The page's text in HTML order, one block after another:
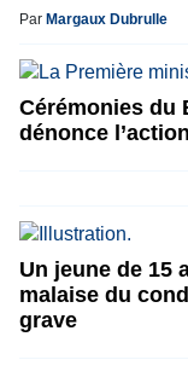
Par Margaux Dubrulle
Cérémonies du
dénonce
Un jeune de 15
malaise du
grave